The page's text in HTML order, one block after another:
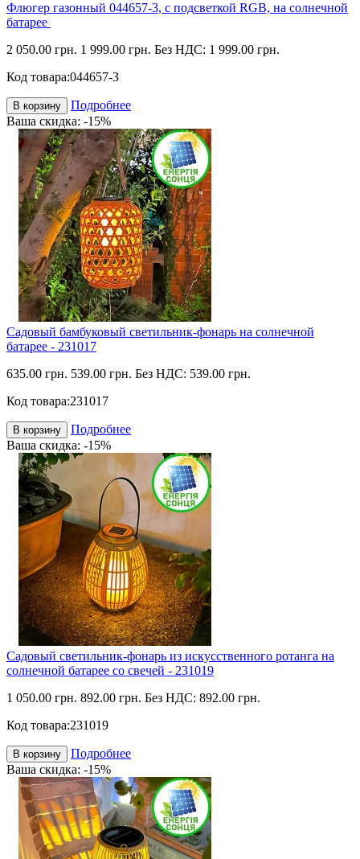
Флюгер газонный 044657-3, с подсветкой RGB, на солнечной
батарее
2 050.00 грн. 1 999.00 грн. Без НДС: 1 999.00 грн.
Код товара:044657-3
В корзину
Подробнее
Ваша скидка: -15%
Садовый бамбуковый светильник-фонарь на солнечной
батарее - 231017
635.00 грн. 539.00 грн. Без НДС: 539.00 грн.
Код товара:231017
В корзину
Подробнее
Ваша скидка: -15%
Садовый светильник-фонарь из искусственного ротанга на
солнечной батарее со свечей - 231019
1 050.00 грн. 892.00 грн. Без НДС: 892.00 грн.
Код товара:231019
В корзину
Подробнее
Ваша скидка: -15%